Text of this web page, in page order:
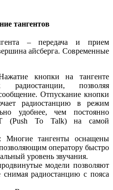
тангентов
– передача и прием
айсберга. Современные
кнопки на тангенте
радиостанции, позволяя
Отпускание кнопки
радиостанцию в режим
удобнее, чем постоянно
(Push To Talk) на самой
Многие тангенты оснащены
оператору быстро
уровень звучания.
модели позволяют
радиостанцию с пояса